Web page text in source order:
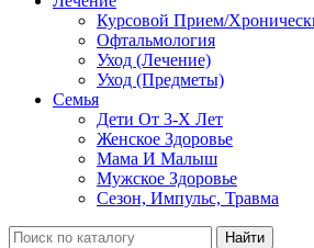
Курсовой Прием/
Офтальмология
Уход (Лечение)
Уход (Предметы)
Семья
Дети От 3-Х Лет
Женское Здоровье
Мама И Малыш
Мужское Здоровье
Сезон, Импульс, Травма
Найти